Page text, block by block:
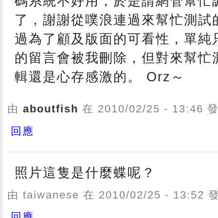
了，謝謝從噗浪連過來幫忙測試
過為了顧及版面的可看性，單純
的留言會被我刪除，但對來幫忙
輯還是心存感激的。 Orz～
由 aboutfish 在 2010/02/25 - 13:46
回應
照片這隻是什麼蝶呢？
由 taiwanese 在 2010/02/25 - 13:52